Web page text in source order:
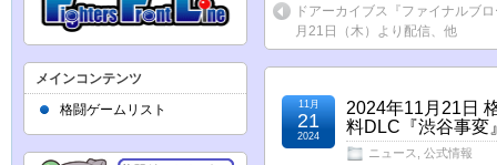
ドアーカイブス『ファイナルブ
月21日（木）より配信、他
2024年11月21日
料DLC『渋谷事変
ニュース 公式情報
11月
21
2024
メインコンテンツ
格闘ゲームリスト